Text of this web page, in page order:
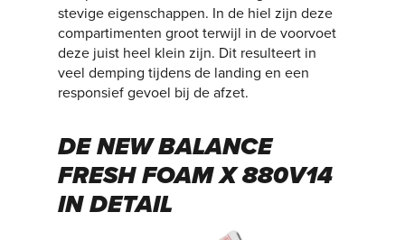
stevige eigenschappen. In de hiel zijn deze
compartimenten groot terwijl in de voorvoet
deze juist heel klein zijn. Dit resulteert in
veel demping tijdens de landing en een
responsief gevoel bij de afzet.
DE NEW BALANCE
FRESH FOAM X 880V14
IN DETAIL